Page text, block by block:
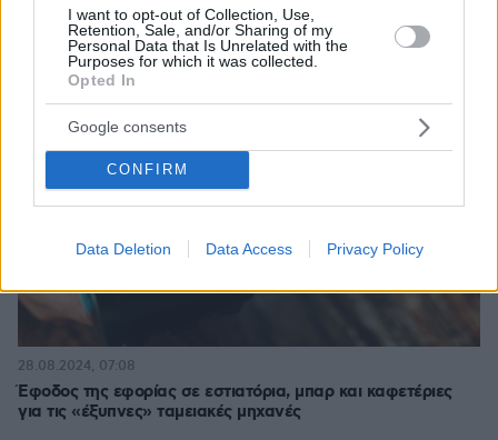
I want to opt-out of Collection, Use,
Retention, Sale, and/or Sharing of my
Personal Data that Is Unrelated with the
Purposes for which it was collected.
Opted In
Google consents
CONFIRM
Data Deletion Data Access Privacy Policy
Έφοδος της εφορίας σε εστιατόρια, μπαρ και καφετέριες
για τις «έξυπνες» ταμειακές μηχανές
28.08.2024, 07:08